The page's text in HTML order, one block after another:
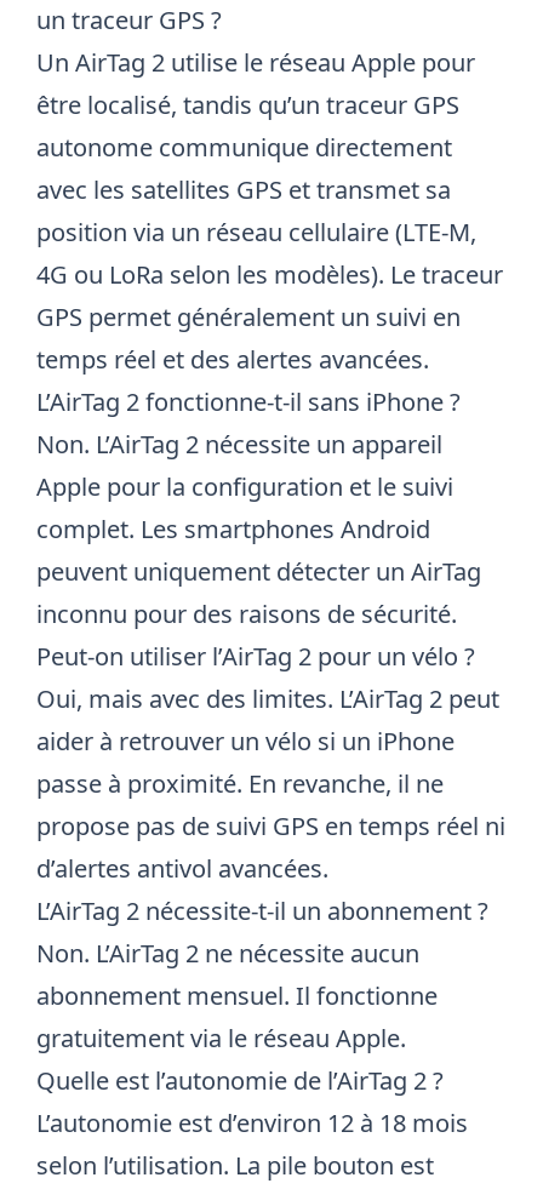
un traceur GPS ?
Un AirTag 2 utilise le réseau Apple pour
être localisé, tandis qu’un traceur GPS
autonome communique directement
avec les satellites GPS et transmet sa
position via un réseau cellulaire (LTE-M,
4G ou LoRa selon les modèles). Le traceur
GPS permet généralement un suivi en
temps réel et des alertes avancées.
L’AirTag 2 fonctionne-t-il sans iPhone ?
Non. L’AirTag 2 nécessite un appareil
Apple pour la configuration et le suivi
complet. Les smartphones Android
peuvent uniquement détecter un AirTag
inconnu pour des raisons de sécurité.
Peut-on utiliser l’AirTag 2 pour un vélo ?
Oui, mais avec des limites. L’AirTag 2 peut
aider à retrouver un vélo si un iPhone
passe à proximité. En revanche, il ne
propose pas de suivi GPS en temps réel ni
d’alertes antivol avancées.
L’AirTag 2 nécessite-t-il un abonnement ?
Non. L’AirTag 2 ne nécessite aucun
abonnement mensuel. Il fonctionne
gratuitement via le réseau Apple.
Quelle est l’autonomie de l’AirTag 2 ?
L’autonomie est d’environ 12 à 18 mois
selon l’utilisation. La pile bouton est